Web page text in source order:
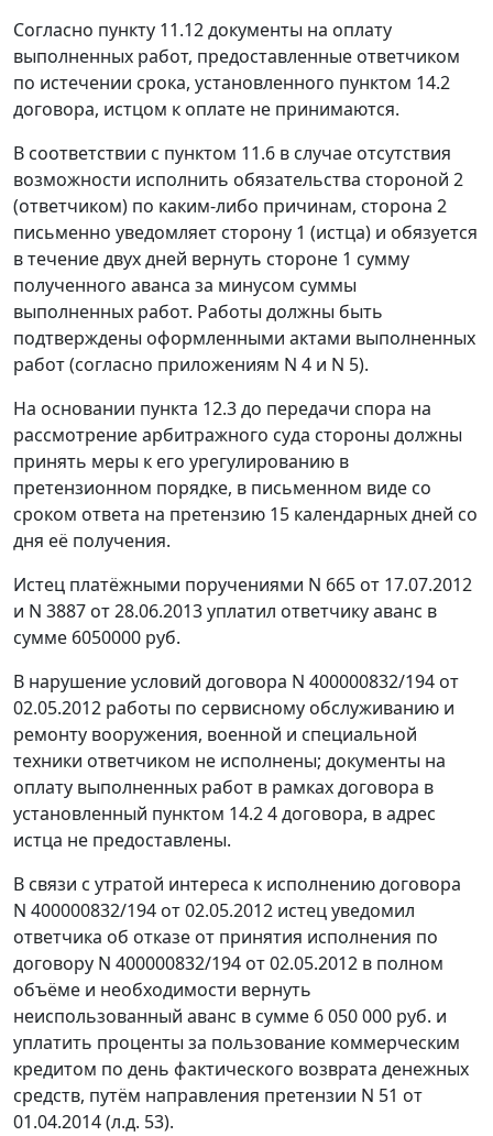
Согласно пункту 11.12 документы на оплату
выполненных работ, предоставленные ответчиком
по истечении срока, установленного пунктом 14.2
договора, истцом к оплате не принимаются.
В соответствии с пунктом 11.6 в случае отсутствия
возможности исполнить обязательства стороной 2
(ответчиком) по каким-либо причинам, сторона 2
письменно уведомляет сторону 1 (истца) и обязуется
в течение двух дней вернуть стороне 1 сумму
полученного аванса за минусом суммы
выполненных работ. Работы должны быть
подтверждены оформленными актами выполненных
работ (согласно приложениям N 4 и N 5).
На основании пункта 12.3 до передачи спора на
рассмотрение арбитражного суда стороны должны
принять меры к его урегулированию в
претензионном порядке, в письменном виде со
сроком ответа на претензию 15 календарных дней со
дня её получения.
Истец платёжными поручениями N 665 от 17.07.2012
и N 3887 от 28.06.2013 уплатил ответчику аванс в
сумме 6050000 руб.
В нарушение условий договора N 400000832/194 от
02.05.2012 работы по сервисному обслуживанию и
ремонту вооружения, военной и специальной
техники ответчиком не исполнены; документы на
оплату выполненных работ в рамках договора в
установленный пунктом 14.2 4 договора, в адрес
истца не предоставлены.
В связи с утратой интереса к исполнению договора
N 400000832/194 от 02.05.2012 истец уведомил
ответчика об отказе от принятия исполнения по
договору N 400000832/194 от 02.05.2012 в полном
объёме и необходимости вернуть
неиспользованный аванс в сумме 6 050 000 руб. и
уплатить проценты за пользование коммерческим
кредитом по день фактического возврата денежных
средств, путём направления претензии N 51 от
01.04.2014 (л.д. 53).